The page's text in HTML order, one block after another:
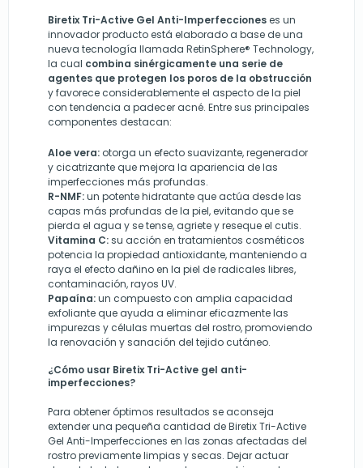
Biretix Tri-Active Gel Anti-Imperfeccioneses un
innovador producto está elaborado a base de una
nueva tecnología llamada RetinSphere® Technology,
la cual combina sinérgicamente una serie de
agentes que protegen los poros de la obstrucción
y favorece considerablemente el aspecto de la piel
con tendencia a padecer acné. Entre sus principales
componentes destacan:
Aloe vera: otorga un efecto suavizante, regenerador
y cicatrizante que mejora la apariencia de las
imperfecciones más profundas.
R-NMF:un potente hidratante que actúa desde las
capas más profundas de la piel, evitando que se
pierda el agua y se tense, agriete y reseque el cutis.
Vitamina C:su acción en tratamientos cosméticos
potencia la propiedad antioxidante, manteniendo a
raya el efecto dañino en la piel de radicales libres,
contaminación, rayos UV.
Papaína:un compuesto con amplia capacidad
exfoliante que ayuda a eliminar eficazmente las
impurezas y células muertas del rostro, promoviendo
la renovación y sanación del tejido cutáneo.
¿Cómo usar Biretix Tri-Active gel anti-
imperfecciones?
Para obtener óptimos resultados se aconseja
extender una pequeña cantidad de Biretix Tri-Active
Gel Anti-Imperfecciones en las zonas afectadas del
rostro previamente limpias y secas. Dejar actuar